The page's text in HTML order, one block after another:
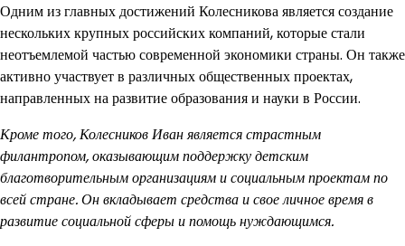
Одним из главных достижений Колесникова является создание
нескольких крупных российских компаний, которые стали
неотъемлемой частью современной экономики страны. Он также
активно участвует в различных общественных проектах,
направленных на развитие образования и науки в России.
Кроме того, Колесников Иван является страстным
филантропом, оказывающим поддержку детским
благотворительным организациям и социальным проектам по
всей стране. Он вкладывает средства и свое личное время в
развитие социальной сферы и помощь нуждающимся.